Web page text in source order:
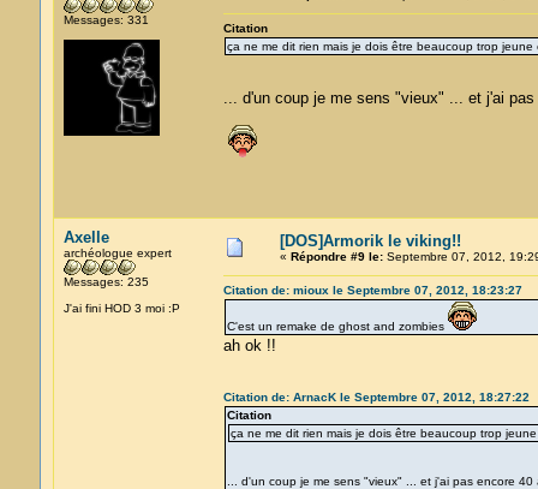
Messages: 331
Citation
ça ne me dit rien mais je dois être beaucoup trop jeune
... d'un coup je me sens "vieux" ... et j'ai
Axelle
archéologue expert
Messages: 235
J'ai fini HOD 3 moi :P
[DOS]Armorik le viking!!
« Répondre #9 le:Septembre 07, 2012,
Citation de: mioux le Septembre 07, 2012, 18:23:27
C'est un remake de ghost and zombies
ah ok !!
Citation de: ArnacK le Septembre 07, 2012, 18:27:22
Citation
ça ne me dit rien mais je dois être beaucoup trop
... d'un coup je me sens "vieux" ... et j'ai pas encore